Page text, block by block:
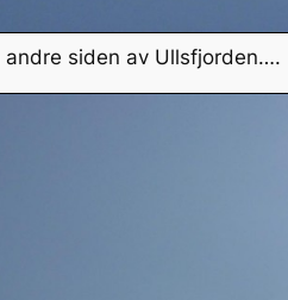
andre siden av Ullsfjorden….